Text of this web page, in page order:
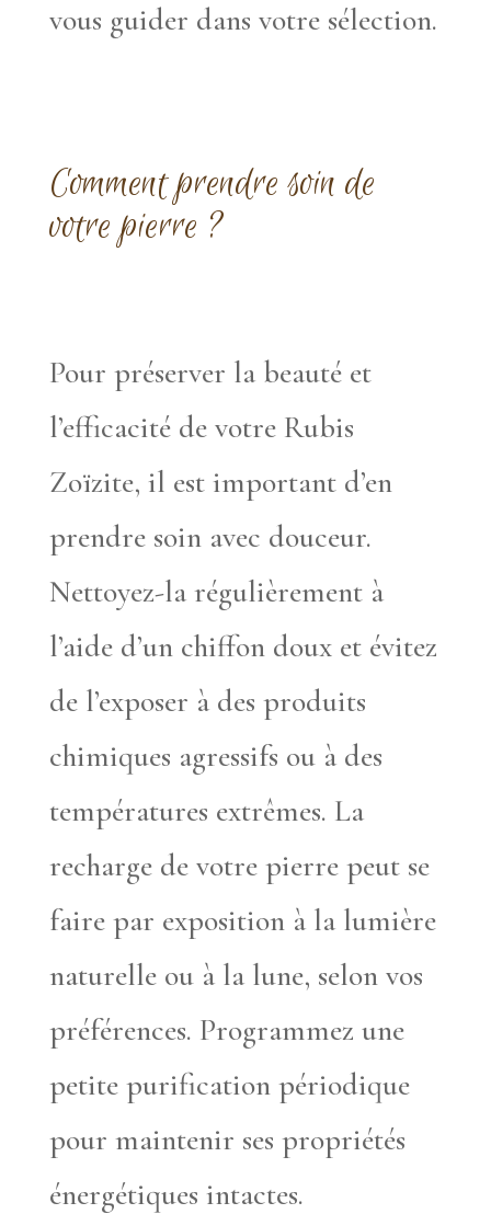
vous guider dans votre sélection.
Comment prendre soin de
votre pierre ?
Pour préserver la beauté et
l’efficacité de votre Rubis
Zoïzite, il est important d’en
prendre soin avec douceur.
Nettoyez-la régulièrement à
l’aide d’un chiffon doux et évitez
de l’exposer à des produits
chimiques agressifs ou à des
températures extrêmes. La
recharge de votre pierre peut se
faire par exposition à la lumière
naturelle ou à la lune, selon vos
préférences. Programmez une
petite purification périodique
pour maintenir ses propriétés
énergétiques intactes.